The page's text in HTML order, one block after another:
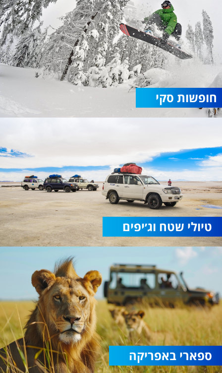
חופשות סקי
טיולי שטח וג׳יפים
ספארי באפריקה